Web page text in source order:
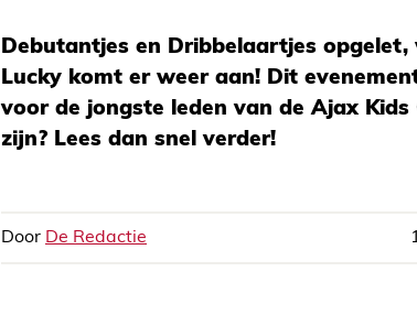
Debutantjes en Dribbelaartjes
Lucky komt er weer aan! Dit
voor de jongste leden van de Ajax
zijn? Lees dan snel verder!
Door De Redactie